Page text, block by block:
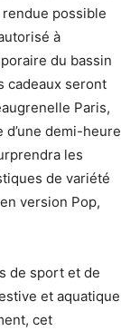
possible
à
du bassin
cadeaux seront
Paris,
demi-heure
les
de variété
version Pop,
de sport et de
et aquatique
cet